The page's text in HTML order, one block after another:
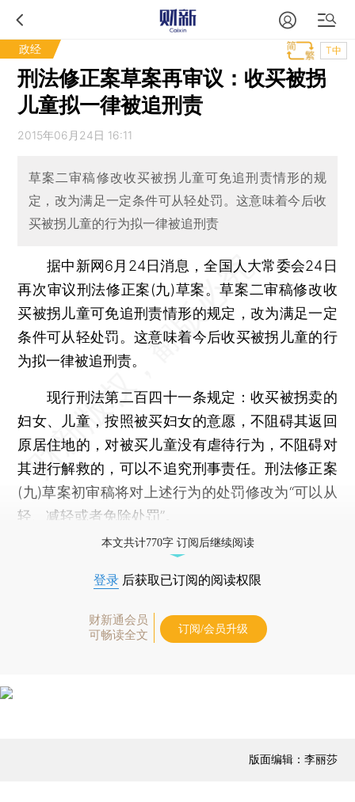
政经 T中
刑法修正案草案再审议：收买被拐
儿童拟一律被追刑责
2015年06月24日 16:11
草案二审稿修改收买被拐儿童可免追刑责情形的规
定，改为满足一定条件可从轻处罚。这意味着今后收
买被拐儿童的行为拟一律被追刑责
据中新网6月24日消息，全国人大常委会24日
再次审议刑法修正案(九)草案。草案二审稿修改收
买被拐儿童可免追刑责情形的规定，改为满足一定
条件可从轻处罚。这意味着今后收买被拐儿童的行
为拟一律被追刑责。
现行刑法第二百四十一条规定：收买被拐卖的
妇女、儿童，按照被买妇女的意愿，不阻碍其返回
原居住地的，对被买儿童没有虐待行为，不阻碍对
其进行解救的，可以不追究刑事责任。刑法修正案
(九)草案初审稿将对上述行为的处罚修改为“可以从
轻、减轻或者免除处罚”。
本文共计770字 订阅后继续阅读
登录 后获取已订阅的阅读权限
财新通会员
可畅读全文
订阅/会员升级
版面编辑：李丽莎